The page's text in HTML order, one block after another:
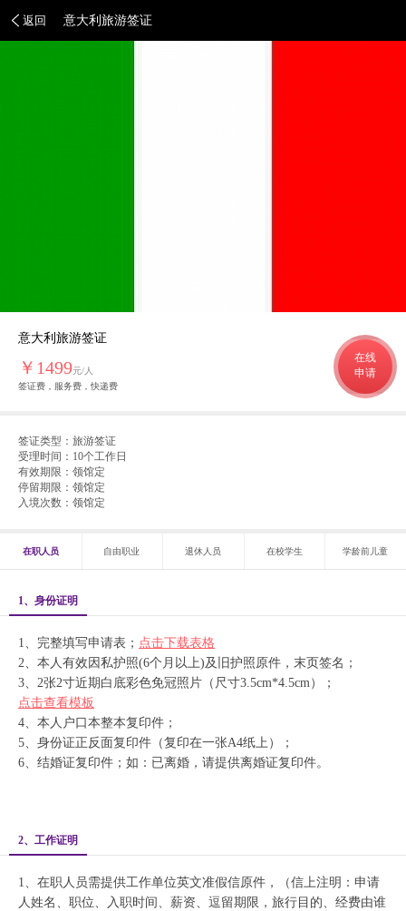
返回 意大利旅游签证
意大利旅游签证
￥1499元/人
签证费，服务费，快递费
在线
申请
签证类型： 旅游签证
受理时间： 10个工作日
有效期限： 领馆定
停留期限： 领馆定
入境次数： 领馆定
在职人员 自由职业 退休人员 在校学生 学龄前儿童
1、身份证明
1、完整填写申请表； 点击下载表格
2、本人有效因私护照(6个月以上)及旧护照原件，末页签名；
3、2张2寸近期白底彩色免冠照片（尺寸3.5cm*4.5cm）；
点击查看模板
4、本人户口本整本复印件；
5、身份证正反面复印件（复印在一张A4纸上）；
6、结婚证复印件；如：已离婚，请提供离婚证复印件。
2、工作证明
1、在职人员需提供工作单位英文准假信原件，（信上注明：申请
人姓名、职位、入职时间、薪资、逗留期限，旅行目的、经费由谁